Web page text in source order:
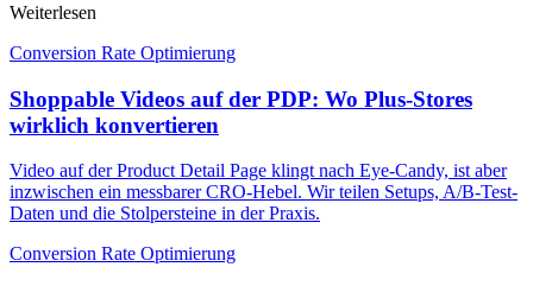
Weiterlesen
Conversion Rate Optimierung
Shoppable Videos auf der PDP: Wo Plus-Stores
wirklich konvertieren
Video auf der Product Detail Page klingt nach Eye-Candy, ist aber
inzwischen ein messbarer CRO-Hebel. Wir teilen Setups, A/B-Test-
Daten und die Stolpersteine in der Praxis.
Conversion Rate Optimierung